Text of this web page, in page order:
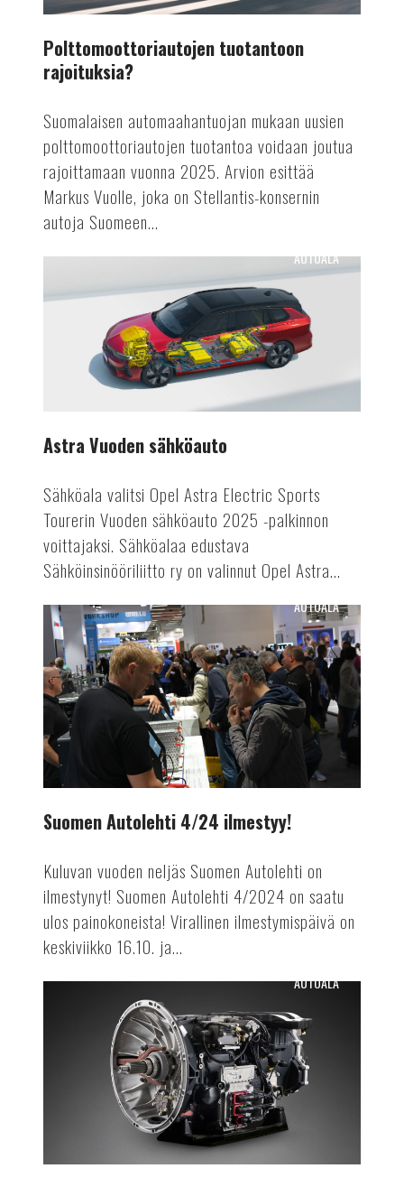
Polttomoottoriautojen tuotantoon
rajoituksia?
Suomalaisen automaahantuojan mukaan uusien
polttomoottoriautojen tuotantoa voidaan joutua
rajoittamaan vuonna 2025. Arvion esittää
Markus Vuolle, joka on Stellantis-konsernin
autoja Suomeen...
Vuoden
AUTOALA
Astra Vuoden sähköauto
Sähköala valitsi Opel Astra Electric Sports
Tourerin Vuoden sähköauto 2025 -palkinnon
voittajaksi. Sähköalaa edustava
Sähköinsinööriliitto ry on valinnut Opel Astra...
Suomen
Autolehti
4/24
ilmestyy!
AUTOALA
Suomen Autolehti 4/24 ilmestyy!
Kuluvan vuoden neljäs Suomen Autolehti on
ilmestynyt! Suomen Autolehti 4/2024 on saatu
ulos painokoneista! Virallinen ilmestymispäivä on
keskiviikko 16.10. ja...
autovalmistuksessa
AUTOALA